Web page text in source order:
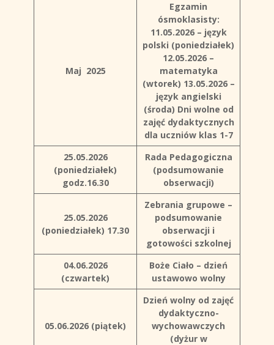
Maj 2025
Egzamin
ósmoklasisty:
11.05.2026 – język
polski (poniedziałek)
12.05.2026 –
matematyka
(wtorek) 13.05.2026 –
język angielski
(środa) Dni wolne od
zajęć dydaktycznych
dla uczniów klas 1-7
25.05.2026
(poniedziałek)
godz.16.30
Rada Pedagogiczna
(podsumowanie
obserwacji)
25.05.2026
(poniedziałek) 17.30
Zebrania grupowe –
podsumowanie
obserwacji i
gotowości szkolnej
04.06.2026
(czwartek)
Boże Ciało – dzień
ustawowo wolny
05.06.2026 (piątek)
Dzień wolny od zajęć
dydaktyczno-
wychowawczych
(dyżur w